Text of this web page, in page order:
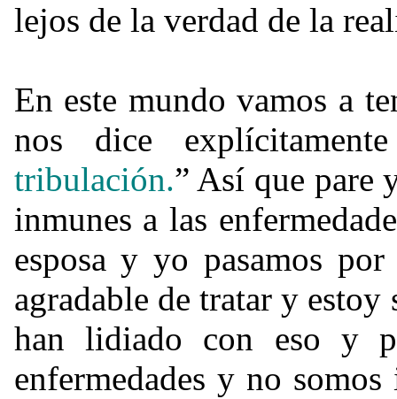
lejos de la verdad de la
En este mundo vamos a
nos dice
tribulación.” Así que pare
inmunes a las
esposa y yo pasamos
agradable de tratar y estoy
han lidiado con eso y
enfermedades y no